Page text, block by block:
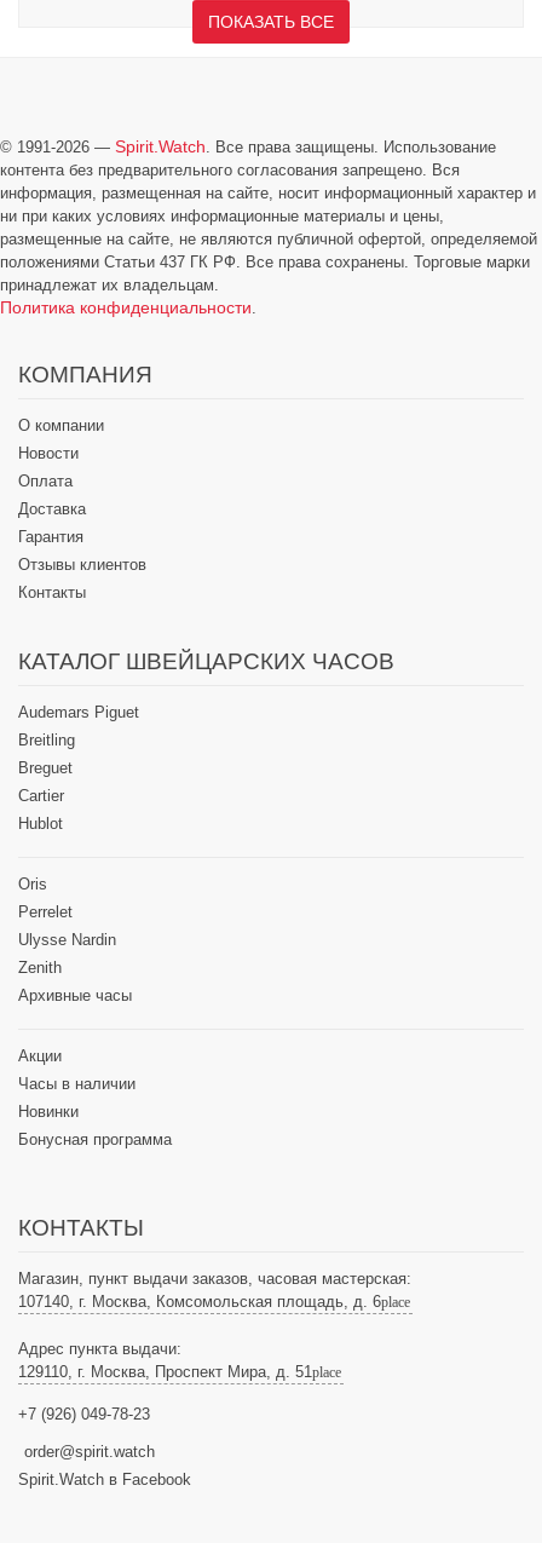
ПОКАЗАТЬ ВСЕ
© 1991-2026 — Spirit.Watch. Все права защищены. Использование
контента без предварительного согласования запрещено. Вся
информация, размещенная на сайте, носит информационный характер и
ни при каких условиях информационные материалы и цены,
размещенные на сайте, не являются публичной офертой, определяемой
положениями Статьи 437 ГК РФ. Все права сохранены. Торговые марки
принадлежат их владельцам.
Политика конфиденциальности.
КОМПАНИЯ
О компании
Новости
Оплата
Доставка
Гарантия
Отзывы клиентов
Контакты
КАТАЛОГ ШВЕЙЦАРСКИХ ЧАСОВ
Audemars Piguet
Breitling
Breguet
Cartier
Hublot
Oris
Perrelet
Ulysse Nardin
Zenith
Архивные часы
Акции
Часы в наличии
Новинки
Бонусная программа
КОНТАКТЫ
Магазин, пункт выдачи заказов, часовая мастерская:
107140, г. Москва, Комсомольская площадь, д. 6place
Адрес пункта выдачи:
129110, г. Москва, Проспект Мира, д. 51place
+7 (926) 049-78-23
order@spirit.watch
Spirit.Watch в Facebook